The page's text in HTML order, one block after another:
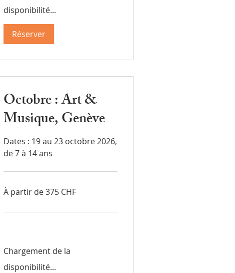
disponibilité...
Réserver
Octobre : Art &
Musique, Genève
Dates : 19 au 23 octobre 2026,
de 7 à 14 ans
À
partir
suisses
À partir de 375 CHF
Chargement de la
disponibilité...